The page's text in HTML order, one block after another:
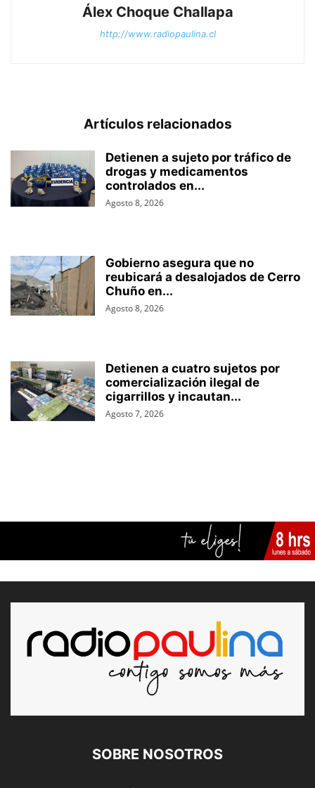
Álex Choque Challapa
http://www.radiopaulina.cl
Artículos relacionados
Detienen a sujeto por tráfico de
drogas y medicamentos
controlados en...
Agosto 8, 2026
Gobierno asegura que no
reubicará a desalojados de Cerro
Chuño en...
Agosto 8, 2026
Detienen a cuatro sujetos por
comercialización ilegal de
cigarrillos y incautan...
Agosto 7, 2026
SOBRE NOSOTROS